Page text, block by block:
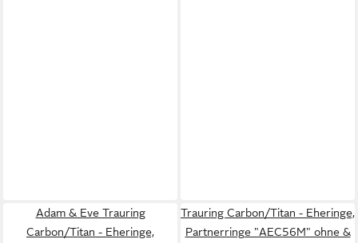
Adam & Eve Trauring
Carbon/Titan - Eheringe,
Trauring Carbon/Titan - Eheringe,
Partnerringe "AEC56M" ohne &